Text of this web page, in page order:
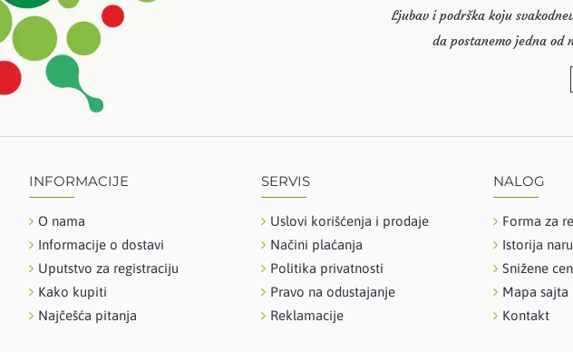
Ljubav i podrška koju
da postanemo jedna od
INFORMACIJE
O nama
Informacije o dostavi
Uputstvo za registraciju
Kako kupiti
Najčešća pitanja
SERVIS
Uslovi korišćenja i prodaje
Načini plaćanja
Politika privatnosti
Pravo na odustajanje
Reklamacije
NALOG
Forma za
Istorija
Snižene
Mapa sajta
Kontakt